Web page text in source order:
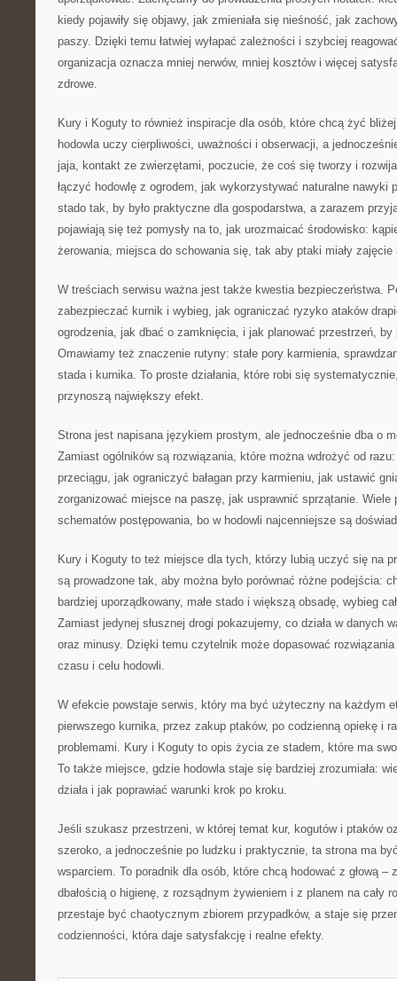
kiedy pojawiły się objawy, jak zmieniała się nieśność, jak
paszy. Dzięki temu łatwiej wyłapać zależności i szybciej
organizacja oznacza mniej nerwów, mniej kosztów i więcej
zdrowe.
Kury i Koguty to również inspiracje dla osób, które chcą żyć
hodowla uczy cierpliwości, uważności i obserwacji, a
jaja, kontakt ze zwierzętami, poczucie, że coś się tworzy i
łączyć hodowlę z ogrodem, jak wykorzystywać naturalne nawyki
stado tak, by było praktyczne dla gospodarstwa, a zarazem
pojawiają się też pomysły na to, jak urozmaicać środowisko:
żerowania, miejsca do schowania się, tak aby ptaki miały zajęcie
W treściach serwisu ważna jest także kwestia bezpieczeństwa.
zabezpieczać kurnik i wybieg, jak ograniczać ryzyko ataków
ogrodzenia, jak dbać o zamknięcia, i jak planować przestrzeń, by
Omawiamy też znaczenie rutyny: stałe pory karmienia,
stada i kurnika. To proste działania, które robi się
przynoszą największy efekt.
Strona jest napisana językiem prostym, ale jednocześnie dba o
Zamiast ogólników są rozwiązania, które można wdrożyć od
przeciągu, jak ograniczyć bałagan przy karmieniu, jak ustawić
zorganizować miejsce na paszę, jak usprawnić sprzątanie. Wiele
schematów postępowania, bo w hodowli najcenniejsze są
Kury i Koguty to też miejsce dla tych, którzy lubią uczyć się na
są prowadzone tak, aby można było porównać różne podejścia:
bardziej uporządkowany, małe stado i większą obsadę, wybieg
Zamiast jedynej słusznej drogi pokazujemy, co działa w danych
oraz minusy. Dzięki temu czytelnik może dopasować
czasu i celu hodowli.
W efekcie powstaje serwis, który ma być użyteczny na każdym
pierwszego kurnika, przez zakup ptaków, po codzienną opiekę i
problemami. Kury i Koguty to opis życia ze stadem, które ma
To także miejsce, gdzie hodowla staje się bardziej zrozumiała:
działa i jak poprawiać warunki krok po kroku.
Jeśli szukasz przestrzeni, w której temat kur, kogutów i ptaków
szeroko, a jednocześnie po ludzku i praktycznie, ta strona ma
wsparciem. To poradnik dla osób, które chcą hodować z głową –
dbałością o higienę, z rozsądnym żywieniem i z planem na cały
przestaje być chaotycznym zbiorem przypadków, a staje się
codzienności, która daje satysfakcję i realne efekty.